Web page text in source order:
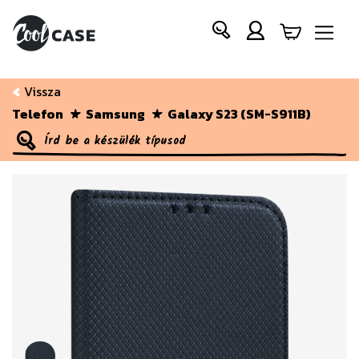
Vissza
Telefon
Samsung Galaxy S23 (SM-S911B)